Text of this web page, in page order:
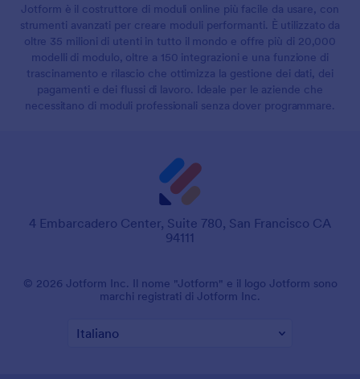
Jotform è il costruttore di moduli online più facile da usare, con
strumenti avanzati per creare moduli performanti. È utilizzato da
oltre 35 milioni di utenti in tutto il mondo e offre più di 20,000
modelli di modulo, oltre a 150 integrazioni e una funzione di
trascinamento e rilascio che ottimizza la gestione dei dati, dei
pagamenti e dei flussi di lavoro. Ideale per le aziende che
necessitano di moduli professionali senza dover programmare.
4 Embarcadero Center, Suite 780, San Francisco CA
94111
© 2026 Jotform Inc. Il nome "Jotform" e il logo Jotform sono
marchi registrati di Jotform Inc.